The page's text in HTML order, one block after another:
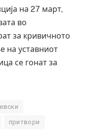
на 27 март,
во
за кривичното
на уставниот
се гонат за
притвори